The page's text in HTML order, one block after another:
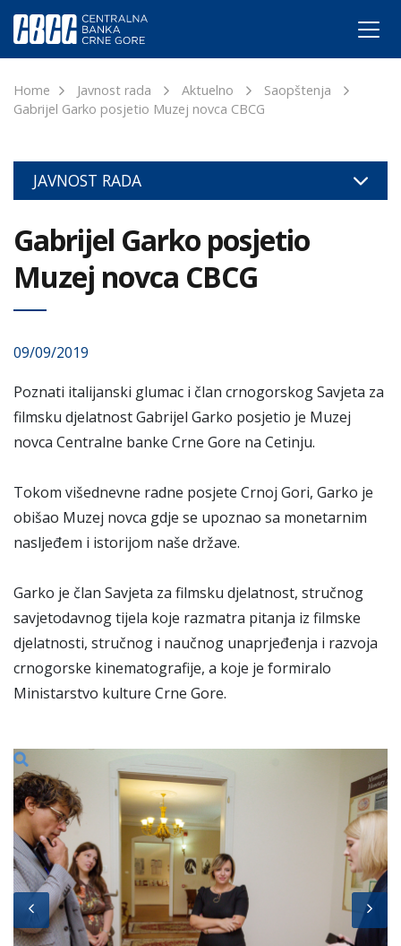
Home Javnost rada Aktuelno
Saopštenja
Gabrijel Garko posjetio Muzej novca CBCG
JAVNOST RADA
Gabrijel Garko posjetio
Muzej novca CBCG
09/09/2019
Poznati italijanski glumac i član crnogorskog Savjeta za
filmsku djelatnost Gabrijel Garko posjetio je Muzej
novca Centralne banke Crne Gore na Cetinju.
Tokom višednevne radne posjete Crnoj Gori, Garko je
obišao Muzej novca gdje se upoznao sa monetarnim
nasljeđem i istorijom naše države.
Garko je član Savjeta za filmsku djelatnost, stručnog
savjetodavnog tijela koje razmatra pitanja iz filmske
djelatnosti, stručnog i naučnog unaprjeđenja i razvoja
crnogorske kinematografije, a koje je formiralo
Ministarstvo kulture Crne Gore.